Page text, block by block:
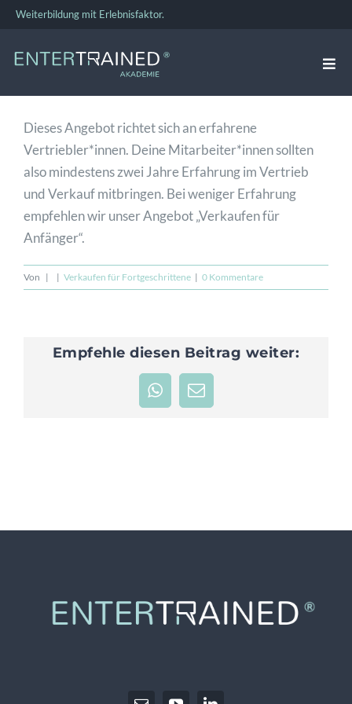
Zum
springen
Weiterbildung mit Erlebnisfaktor.
FÜHRUNGSKRÄFTE-TRAINING
TEAMBUILDING
BUSINESS COACHING
Dieses Angebot richtet sich an erfahrene
Vertriebler*innen. Deine Mitarbeiter*innen sollten
also mindestens zwei Jahre Erfahrung im Vertrieb
und Verkauf mitbringen. Bei weniger Erfahrung
empfehlen wir unser Angebot „Verkaufen für
Anfänger“.
Von | | Verkaufen für Fortgeschrittene | 0 Kommentare
Empfehle diesen Beitrag weiter:
WhatsApp
E-